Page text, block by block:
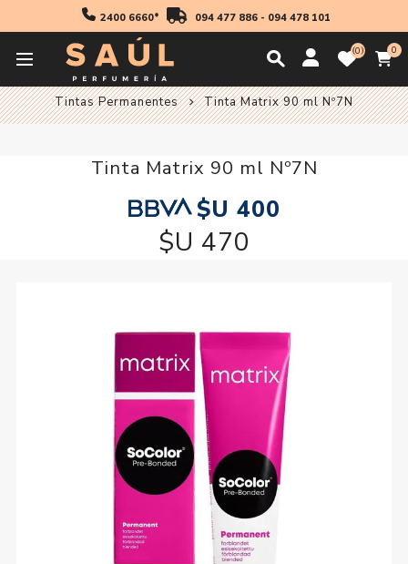
2400 6660* 094 477 886- 094 478 101
0 0
Inicio Profesionales
Tintas Permanentes
Tinta Matrix 90 ml Nº7N
Tinta Matrix 90 ml Nº7N
$U 400
$U 470